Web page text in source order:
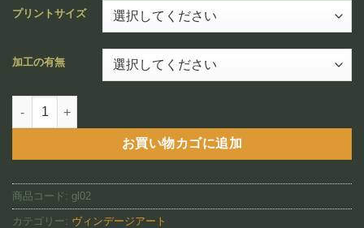
帯:
¥12,800
–
¥88,800
プリントサイズ
加工の有無
Hula Wahine（GL02)個
お買い物カゴに追加
商品コード: gl02
カテゴリー: ヴィンデージアート